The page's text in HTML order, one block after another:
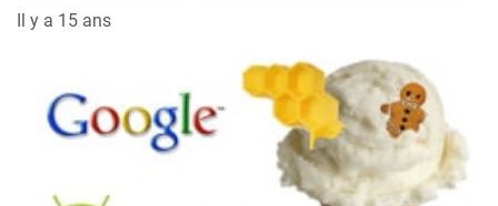
Il y a 15 ans